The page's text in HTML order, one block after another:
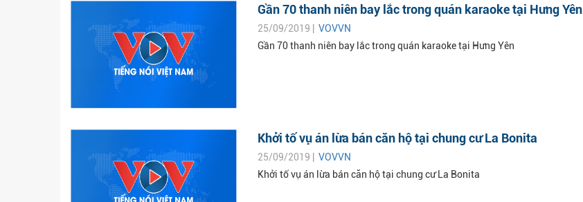
Gần 70 thanh niên bay lắc trong quán karaoke tại Hưng Yên
25/09/2019 | VOVVN
Gần 70 thanh niên bay lắc trong quán karaoke tại Hưng Yên
Khởi tố vụ án lừa bán căn hộ tại chung cư La Bonita
25/09/2019 | VOVVN
Khởi tố vụ án lừa bán căn hộ tại chung cư La Bonita